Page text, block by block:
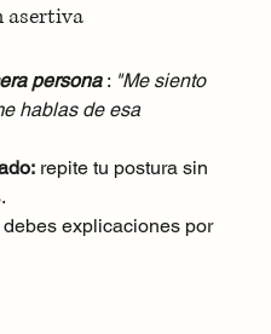
asertiva
persona : "Me siento
hablas de esa
repite tu postura sin
explicaciones por